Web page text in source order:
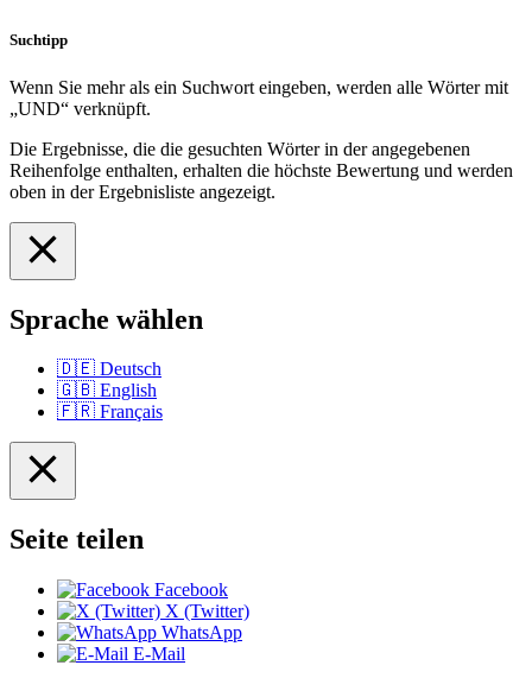
Suchtipp
Wenn Sie mehr als ein Suchwort eingeben, werden alle Wörter mit
„UND“ verknüpft.
Die Ergebnisse, die die gesuchten Wörter in der angegebenen
Reihenfolge enthalten, erhalten die höchste Bewertung und werden
oben in der Ergebnisliste angezeigt.
Sprache wählen
🇩🇪 Deutsch
🇬🇧 English
🇫🇷 Français
Seite teilen
Facebook
X (Twitter)
WhatsApp
E-Mail